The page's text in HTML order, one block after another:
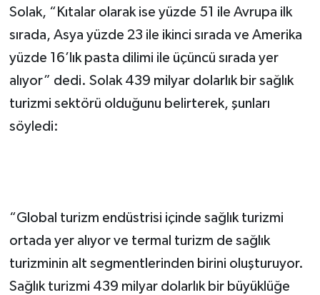
Solak, “Kıtalar olarak ise yüzde 51 ile Avrupa ilk
sırada, Asya yüzde 23 ile ikinci sırada ve Amerika
yüzde 16’lık pasta dilimi ile üçüncü sırada yer
alıyor” dedi. Solak 439 milyar dolarlık bir sağlık
turizmi sektörü olduğunu belirterek, şunları
söyledi:
“Global turizm endüstrisi içinde sağlık turizmi
ortada yer alıyor ve termal turizm de sağlık
turizminin alt segmentlerinden birini oluşturuyor.
Sağlık turizmi 439 milyar dolarlık bir büyüklüğe